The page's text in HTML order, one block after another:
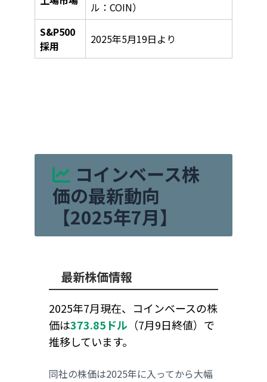
ル：COIN）
S&P500
採用
2025年5月19日より
コインベース株
価の最新動向
【2025年7月】
最新株価情報
2025年7月現在、コインベースの株
価は373.85ドル （7月9日終値）で
推移しています。
同社の株価は2025年に入ってから大幅